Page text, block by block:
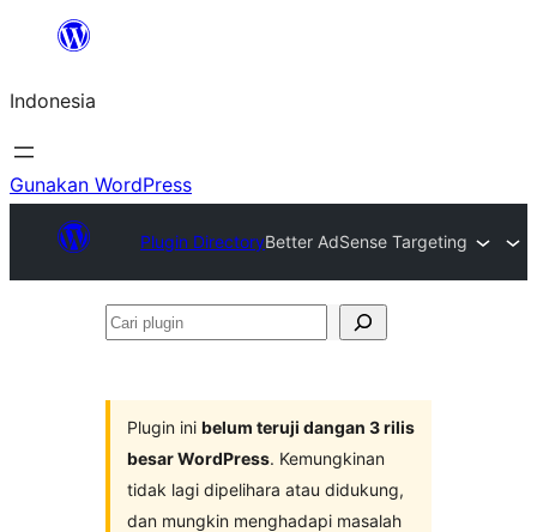
Lewati
konten
Indonesia
Gunakan WordPress
Plugin DirectoryBetter AdSense Targeting
Cari
Plugin ini belum teruji dangan 3 rilis
besar WordPress. Kemungkinan
tidak lagi dipelihara atau didukung,
dan mungkin menghadapi masalah